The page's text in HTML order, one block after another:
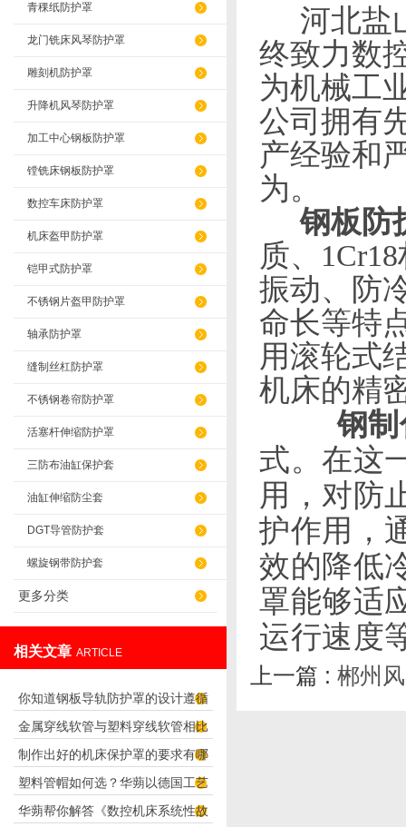
青稞纸防护罩
龙门铣床风琴防护罩
雕刻机防护罩
升降机风琴防护罩
加工中心钢板防护罩
镗铣床钢板防护罩
数控车床防护罩
机床盔甲防护罩
铠甲式防护罩
不锈钢片盔甲防护罩
轴承防护罩
缝制丝杠防护罩
不锈钢卷帘防护罩
活塞杆伸缩防护罩
三防布油缸保护套
油缸伸缩防尘套
DGT导管防护套
螺旋钢带防护套
更多分类
相关文章 ARTICLE
你知道钢板导轨防护罩的设计遵循
了哪些要求吗？
金属穿线软管与塑料穿线软管相比
谁应用更广泛？
制作出好的机床保护罩的要求有哪
些？
塑料管帽如何选？华蒴以德国工艺
打造管道“精密封口”
华蒴帮你解答《数控机床系统性故
河北盐
终致力数
为机械工
公司拥有
产经验和
为。
钢板防
质、 1Cr18
振动、防
命长等特
用滚轮式
机床的精
钢
式。在这
用，对防
护作用，
效的降低
罩能够适
运行速度
上一篇 : 郴州